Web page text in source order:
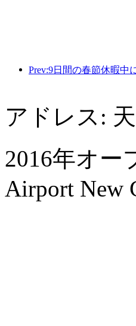
アドレス:
2016年オー
Airport New